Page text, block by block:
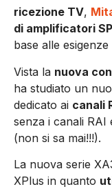
ricezione TV,
di amplificatori
base alle
Vista la nuova
ha studiato un
dedicato ai canali
senza i canali RAI
(non si sa mai!!!).
La nuova serie
XPlus in quanto